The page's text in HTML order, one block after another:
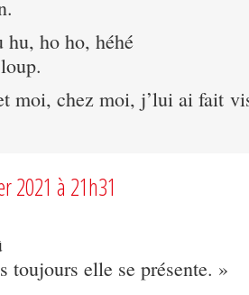
ho ho, héhé
moi, chez moi, j’lui ai fait
2021 à 21h31
toujours elle se présente. »